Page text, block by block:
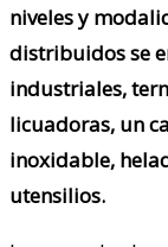
niveles y
distribuidos se
industriales,
licuadoras, un
inoxidable,
utensilios.